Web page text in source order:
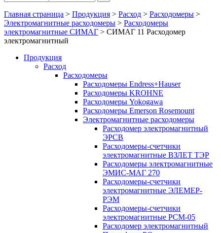
Главная страница > Продукция > Расход > Расходомеры >
Электромагнитные расходомеры > Расходомеры
электромагнитные СИМАГ > СИМАГ 11 Расходомер
электромагнитный
Продукция
Расход
Расходомеры
Расходомеры Endress+Hauser
Расходомеры KROHNE
Расходомеры Yokogawa
Расходомеры Emerson Rosemount
Электромагнитные расходомеры
Расходомер электромагнитный
ЭРСВ
Расходомеры-счетчики
электромагнитные ВЗЛЕТ ТЭР
Расходомеры электромагнитные
ЭМИС-МАГ 270
Расходомеры-счетчики
электромагнитные ЭЛЕМЕР-
РЭМ
Расходомеры-счетчики
электромагнитные РСМ-05
Расходомер электромагнитный